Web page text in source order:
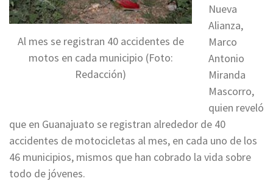
Al mes se registran 40 accidentes de
motos en cada municipio (Foto:
Redacción)
Nueva
Alianza,
Marco
Antonio
Miranda
Mascorro,
quien reveló
que en Guanajuato se registran alrededor de 40
accidentes de motocicletas al mes, en cada uno de los
46 municipios, mismos que han cobrado la vida sobre
todo de jóvenes.